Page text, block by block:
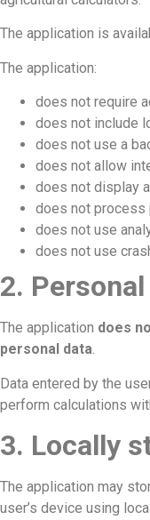
The application is
The application:
does not require
does not include
does not use a
does not allow
does not display
does not process
does not use
does not use
2.
The application does
personal data.
Data entered by the
perform calculations
3. Locally
The application may
user’s device using